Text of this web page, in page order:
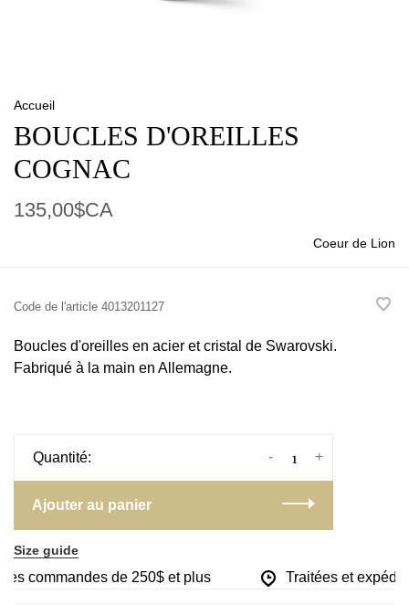
Accueil
BOUCLES D'OREILLES
COGNAC
135,00$CA
Coeur de Lion
Code de l'article 4013201127
Boucles d'oreilles en acier et cristal de Swarovski.
Fabriqué à la main en Allemagne.
Quantité: +
-
Ajouter au panier
Size guide
commandes de 250$ et plus Traitées et